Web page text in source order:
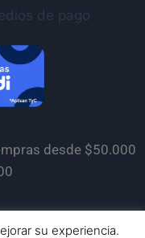
desde $50.000
su experiencia.